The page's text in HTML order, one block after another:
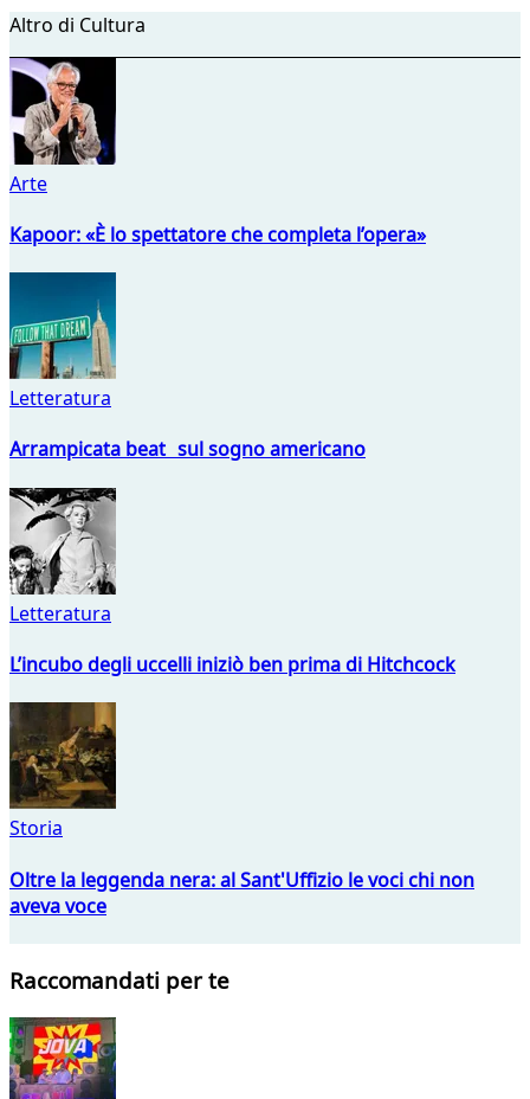
Altro di Cultura
Arte
Kapoor: «È lo spettatore che completa l’opera»
Letteratura
Arrampicata beat sul sogno americano
Letteratura
L’incubo degli uccelli iniziò ben prima di Hitchcock
Storia
Oltre la leggenda nera: al Sant'Uffizio le voci chi non
aveva voce
Raccomandati per te